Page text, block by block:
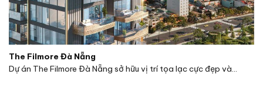
The Filmore Đà Nẵng
Dự án The Filmore Đà Nẵng sở hữu vị trí tọa lạc cực đẹp và...